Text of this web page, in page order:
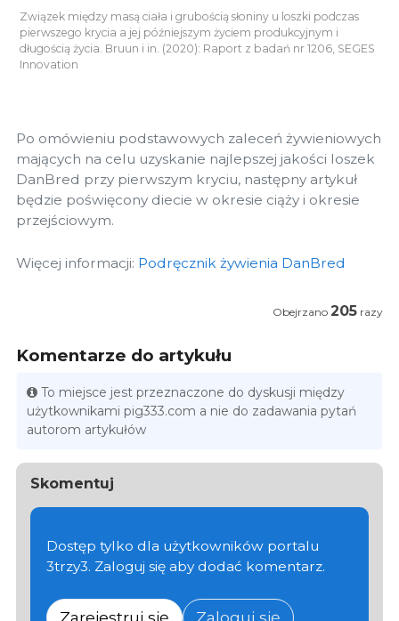
Związek między masą ciała i grubością słoniny u loszki podczas
pierwszego krycia a jej późniejszym życiem produkcyjnym i
długością życia. Bruun i in. (2020): Raport z badań nr 1206, SEGES
Innovation
Po omówieniu podstawowych zaleceń żywieniowych
mających na celu uzyskanie najlepszej jakości loszek
DanBred przy pierwszym kryciu, następny artykuł
będzie poświęcony diecie w okresie ciąży i okresie
przejściowym.
Więcej informacji: Podręcznik żywienia DanBred
Obejrzano 205 razy
Komentarze do artykułu
To miejsce jest przeznaczone do dyskusji między
użytkownikami pig333.com a nie do zadawania pytań
autorom artykułów
Skomentuj
Dostęp tylko dla użytkowników portalu
3trzy3. Zaloguj się aby dodać komentarz.